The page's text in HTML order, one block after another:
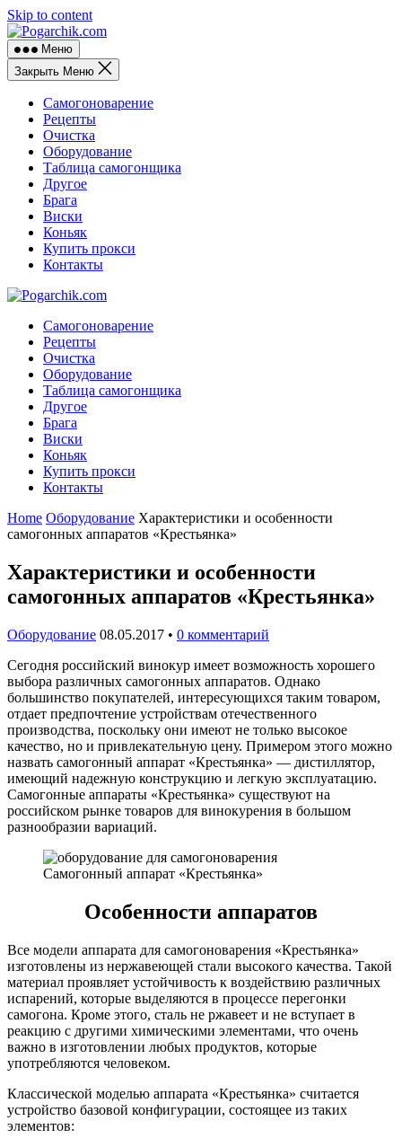
Skip to content
Меню
Закрыть Меню
Самогоноварение
Рецепты
Очистка
Оборудование
Таблица самогонщика
Другое
Брага
Виски
Коньяк
Купить прокси
Контакты
Самогоноварение
Рецепты
Очистка
Оборудование
Таблица самогонщика
Другое
Брага
Виски
Коньяк
Купить прокси
Контакты
Home Оборудование Характеристики и особенности
самогонных аппаратов «Крестьянка»
Характеристики и особенности
самогонных аппаратов «Крестьянка»
Оборудование 08.05.2017 • 0 комментарий
Сегодня российский винокур имеет возможность хорошего
выбора различных самогонных аппаратов. Однако
большинство покупателей, интересующихся таким товаром,
отдает предпочтение устройствам отечественного
производства, поскольку они имеют не только высокое
качество, но и привлекательную цену. Примером этого можно
назвать самогонный аппарат «Крестьянка» — дистиллятор,
имеющий надежную конструкцию и легкую эксплуатацию.
Самогонные аппараты «Крестьянка» существуют на
российском рынке товаров для винокурения в большом
разнообразии вариаций.
Самогонный аппарат «Крестьянка»
Особенности аппаратов
Все модели аппарата для самогоноварения «Крестьянка»
изготовлены из нержавеющей стали высокого качества. Такой
материал проявляет устойчивость к воздействию различных
испарений, которые выделяются в процессе перегонки
самогона. Кроме этого, сталь не ржавеет и не вступает в
реакцию с другими химическими элементами, что очень
важно в изготовлении любых продуктов, которые
употребляются человеком.
Классической моделью аппарата «Крестьянка» считается
устройство базовой конфигурации, состоящее из таких
элементов: